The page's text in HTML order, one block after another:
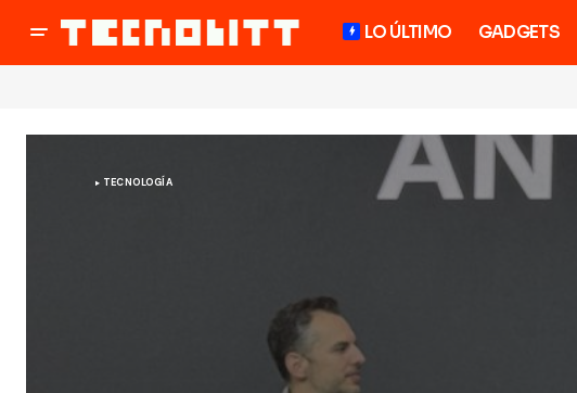
LO ÚLTIMO GADGETS
TECNOLOGÍA